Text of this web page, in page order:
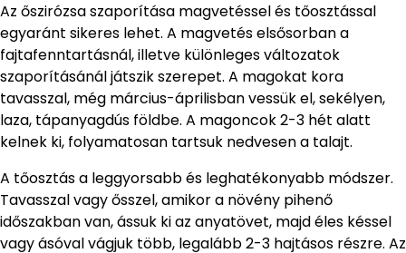
Az őszirózsa szaporítása magvetéssel és tőosztással
egyaránt sikeres lehet. A magvetés elsősorban a
fajtafenntartásnál, illetve különleges változatok
szaporításánál játszik szerepet. A magokat kora
tavasszal, még március-áprilisban vessük el, sekélyen,
laza, tápanyagdús földbe. A magoncok 2-3 hét alatt
kelnek ki, folyamatosan tartsuk nedvesen a talajt.
A tőosztás a leggyorsabb és leghatékonyabb módszer.
Tavasszal vagy ősszel, amikor a növény pihenő
időszakban van, ássuk ki az anyatövet, majd éles késsel
vagy ásóval vágjuk több, legalább 2-3 hajtásos részre. Az